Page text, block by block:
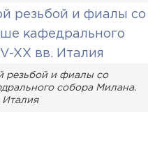
резьбой и фиалы со
собора Милана.
Италия